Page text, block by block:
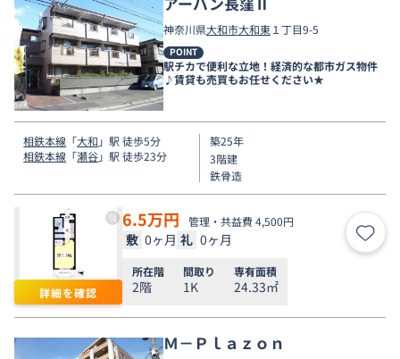
神奈川県大和市大和東１丁目9-5
POINT
駅チカで便利な立地！経済的な都市ガス物件
♪賃貸も売買もお任せください★
相鉄本線 「大和 」駅 徒歩5分
相鉄本線 「瀬谷」駅 徒歩23分
築25年
3階建
鉄骨造
詳細を確認
6.5万円 管理・共益費 4,500円
敷 0ヶ月 礼 0ヶ月 お気
所在階
2階
間取り
1K
専有面積
24.33㎡
Ｍ－Ｐｌａｚｏｎ